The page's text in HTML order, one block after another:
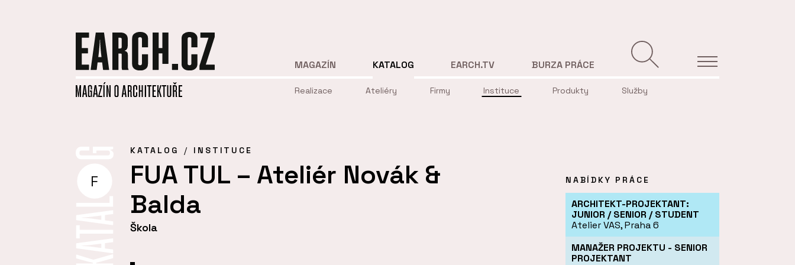
MAGAZÍN KATALOG
Realizace Ateliéry Firmy Instituce Produkty Služby
EARCH.TV BURZA PRÁCE
F
KATALOG INSTITUCE
FUA TUL – Ateliér Novák &
Balda
Škola
NABÍDKY PRÁCE
ARCHITEKT-PROJEKTANT:
JUNIOR / SENIOR / STUDENT
Atelier VAS, Praha 6
MANAŽER PROJEKTU - SENIOR
PROJEKTANT